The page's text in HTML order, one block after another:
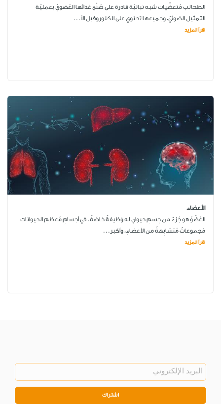
الطحالب مُتعضِّيات شبه نباتيّة قادرة على صُنْع غذائها العُضويّ بعمليّة
التمثيل الضوئيّ، وجميعها تحتوي على الكلوروفيل الأ...
اقرأ المزيد
الأعضاء
العُضْوُ هو جُزءٌ من جِسمِ حيوانٍ له وَظيفةٌ خاصّةٌ. في أجسامِ مُعظمِ الحيواناتِ
مَجموعاتٌ مُتشابِهةٌ من الأعضاءِ، وأكبر...
اقرأ المزيد
اشتراك